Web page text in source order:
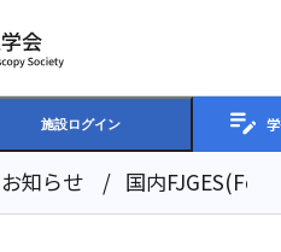
施設ログイン
お知らせ 国内